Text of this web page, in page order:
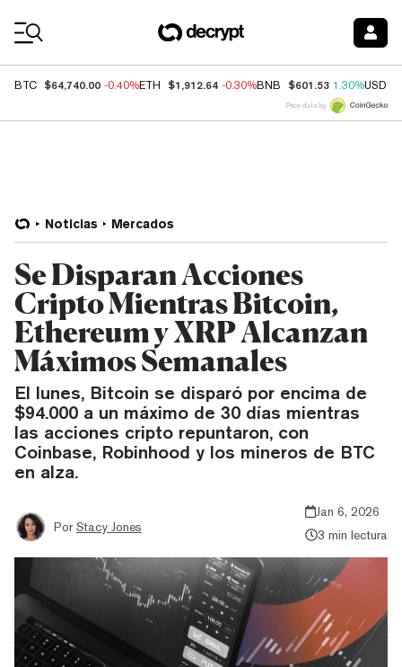
BTC $64,740.00 -0.40%ETH $1,912.64 -0.30%BNB $601.53 1.30%USDC
Price data by
Noticias Mercados
Se Disparan Acciones
Cripto Mientras Bitcoin,
Ethereum y XRP Alcanzan
Máximos Semanales
El lunes, Bitcoin se disparó por encima de
$94.000 a un máximo de 30 días mientras
las acciones cripto repuntaron, con
Coinbase, Robinhood y los mineros de BTC
en alza.
Por Stacy Jones
Jan 6, 2026
3 min lectura